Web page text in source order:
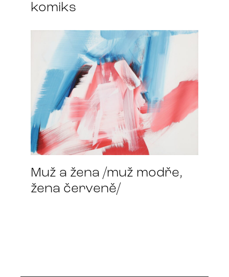
komiks
Muž a žena /muž modře,
žena červeně/